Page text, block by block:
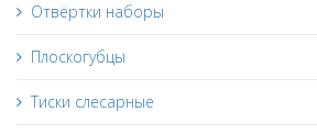
Отвёртки наборы
Плоскогубцы
Тиски слесарные